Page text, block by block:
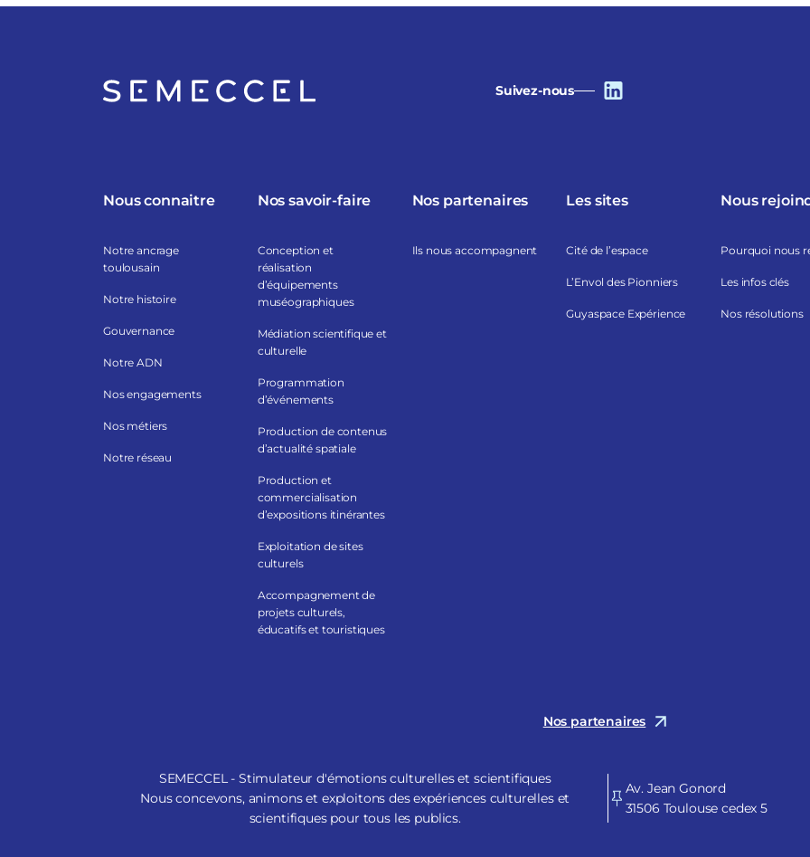
Suivez-nous
Nous connaitre
Notre ancrage
toulousain
Notre histoire
Gouvernance
Notre ADN
Nos engagements
Nos métiers
Notre réseau
Nos savoir-faire
Conception et
réalisation
d’équipements
muséographiques
Médiation scientifique et
culturelle
Programmation
d’événements
Production de contenus
d’actualité spatiale
Production et
commercialisation
d’expositions itinérantes
Exploitation de sites
culturels
Accompagnement de
projets culturels,
éducatifs et touristiques
Nos partenaires
Ils nous accompagnent
Les sites
Cité de l’espace
L’Envol des Pionniers
Guyaspace Expérience
Nous
Pourquoi nous
Les infos clés
Nos résolutions
Nos partenaires
SEMECCEL - Stimulateur d'émotions culturelles et scientifiques
Nous concevons, animons et exploitons des expériences culturelles et
scientifiques pour tous les publics.
Av. Jean Gonord
31506 Toulouse cedex 5